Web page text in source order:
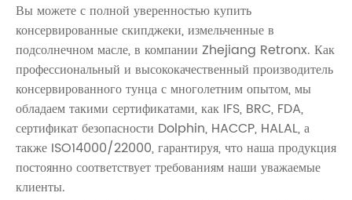
Вы можете с полной уверенностью купить
консервированные скипджеки, измельченные в
подсолнечном масле, в компании Zhejiang Retronx. Как
профессиональный и высококачественный производитель
консервированного тунца с многолетним опытом, мы
обладаем такими сертификатами, как IFS, BRC, FDA,
сертификат безопасности Dolphin, HACCP, HALAL, а
также ISO14000/22000, гарантируя, что наша продукция
постоянно соответствует требованиям наши уважаемые
клиенты.